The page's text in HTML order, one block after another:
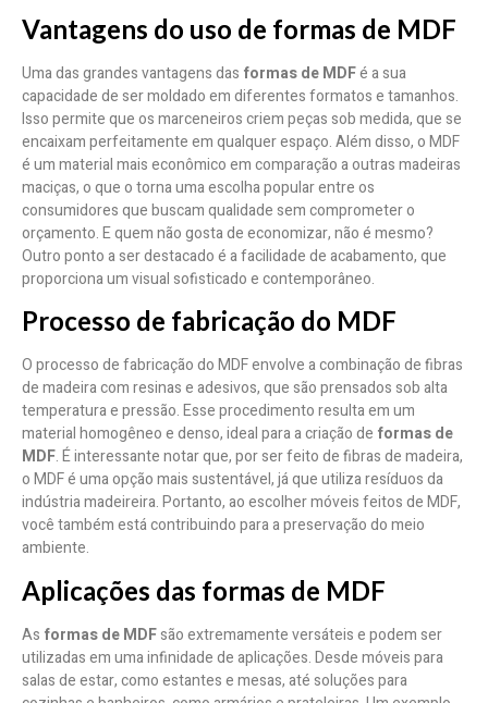
Vantagens do uso de formas de MDF
Uma das grandes vantagens das formas de MDFé a sua
capacidade de ser moldado em diferentes formatos e tamanhos.
Isso permite que os marceneiros criem peças sob medida, que se
encaixam perfeitamente em qualquer espaço. Além disso, o MDF
é um material mais econômico em comparação a outras madeiras
maciças, o que o torna uma escolha popular entre os
consumidores que buscam qualidade sem comprometer o
orçamento. E quem não gosta de economizar, não é mesmo?
Outro ponto a ser destacado é a facilidade de acabamento, que
proporciona um visual sofisticado e contemporâneo.
Processo de fabricação do MDF
O processo de fabricação do MDF envolve a combinação de fibras
de madeira com resinas e adesivos, que são prensados sob alta
temperatura e pressão. Esse procedimento resulta em um
material homogêneo e denso, ideal para a criação de formas de
MDF. É interessante notar que, por ser feito de fibras de madeira,
o MDF é uma opção mais sustentável, já que utiliza resíduos da
indústria madeireira. Portanto, ao escolher móveis feitos de MDF,
você também está contribuindo para a preservação do meio
ambiente.
Aplicações das formas de MDF
As formas de MDFsão extremamente versáteis e podem ser
utilizadas em uma infinidade de aplicações. Desde móveis para
salas de estar, como estantes e mesas, até soluções para